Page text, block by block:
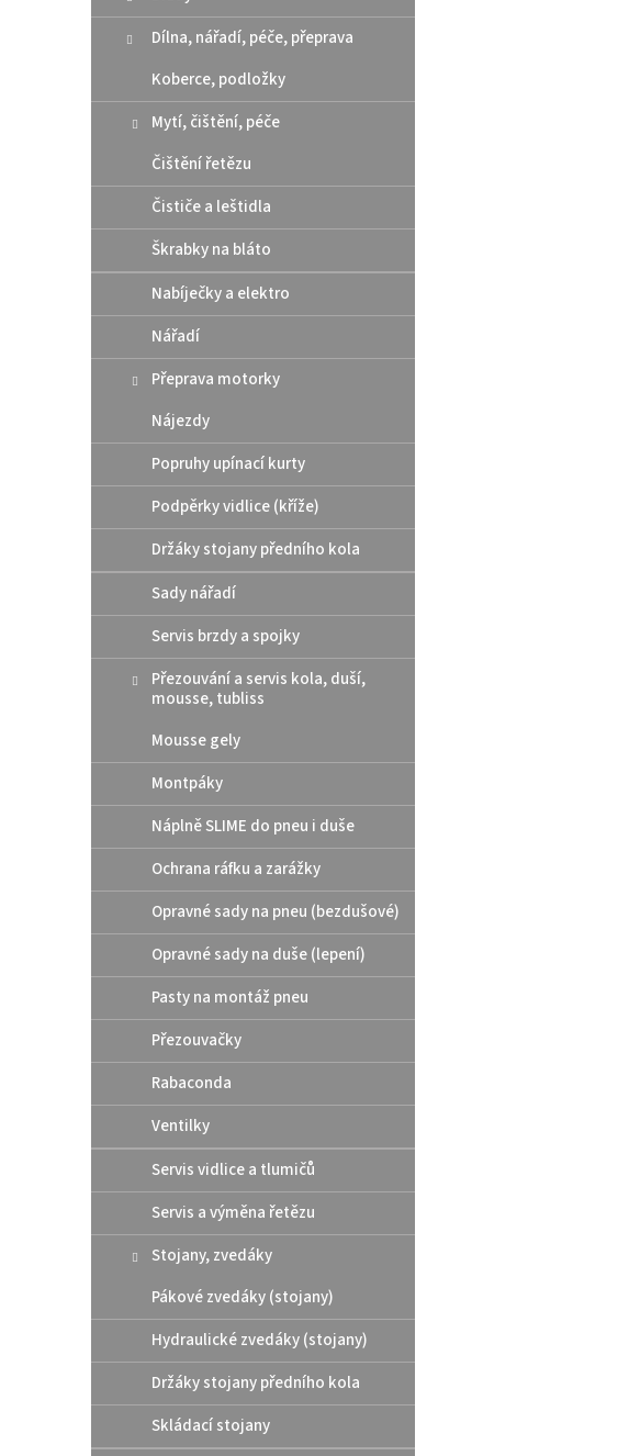
Dílna, nářadí, péče, přeprava
Koberce, podložky
Mytí, čištění, péče
Čištění řetězu
Čističe a leštidla
Škrabky na bláto
Nabíječky a elektro
Nářadí
Přeprava motorky
Nájezdy
Popruhy upínací kurty
Podpěrky vidlice (kříže)
Držáky stojany předního kola
Sady nářadí
Servis brzdy a spojky
Přezouvání a servis kola, duší,
mousse, tubliss
Mousse gely
Montpáky
Náplně SLIME do pneu i duše
Ochrana ráfku a zarážky
Opravné sady na pneu (bezdušové)
Opravné sady na duše (lepení)
Pasty na montáž pneu
Přezouvačky
Rabaconda
Ventilky
Servis vidlice a tlumičů
Servis a výměna řetězu
Stojany, zvedáky
Pákové zvedáky (stojany)
Hydraulické zvedáky (stojany)
Držáky stojany předního kola
Skládací stojany